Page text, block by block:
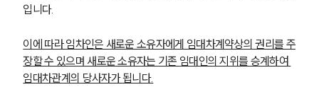
입니다.
이에 따라 임차인은 새로운 소유자에게 임대차계약상의 권리를 주
장할 수 있으며 새로운 소유자는 기존 임대인의 지위를 승계하여
임대차관계의 당사자가 됩니다.